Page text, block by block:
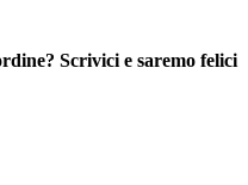
Scrivici e saremo felici